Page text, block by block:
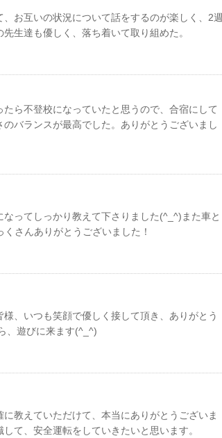
お互いの状況について話をするのが楽しく、2週
生達も優しく、落ち着いて取り組めた。
ら不登校になっていたと思うので、合宿にして
バランスが最高でした。ありがとうございまし
ってしっかり教えて下さりました(^_^)また車と
さんありがとうございました！
、いつも笑顔で優しく接して頂き、ありがとう
、遊びに来ます(^_^)
教えていただけて、本当にありがとうございま
て、安全運転をしていきたいと思います。